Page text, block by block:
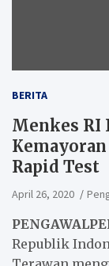
BERITA
Menkes RI
Kemayoran
Rapid Test
April 26, 2020
Republik